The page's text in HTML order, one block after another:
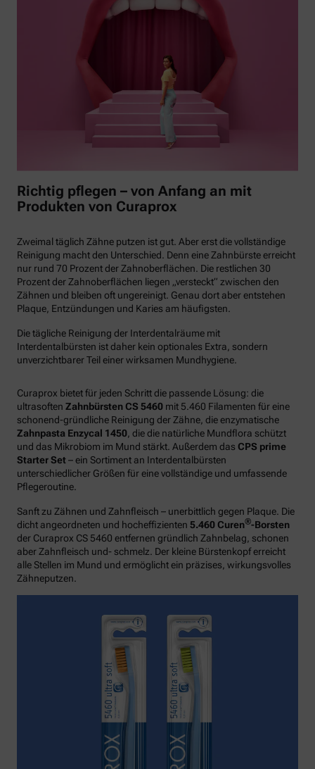
Richtig pflegen – von Anfang an mit
Produkten von Curaprox
Zweimal täglich Zähne putzen ist gut. Aber erst die vollständige
Reinigung macht den Unterschied. Denn eine Zahnbürste erreicht
nur rund 70 Prozent der Zahnoberflächen. Die restlichen 30
Prozent der Zahnoberflächen liegen „versteckt“ zwischen den
Zähnen und bleiben oft ungereinigt. Genau dort aber entstehen
Plaque, Entzündungen und Karies am häufigsten.
Die tägliche Reinigung der Interdentalräume mit
Interdentalbürsten ist daher kein optionales Extra, sondern
unverzichtbarer Teil einer wirksamen Mundhygiene.
Curaprox bietet für jeden Schritt die passende Lösung: die
ultrasoften Zahnbürsten CS 5460 mit 5.460 Filamenten für eine
schonend-gründliche Reinigung der Zähne, die enzymatische
Zahnpasta Enzycal 1450, die die natürliche Mundflora schützt
und das Mikrobiom im Mund stärkt. Außerdem das CPS prime
Starter Set– ein Sortiment an Interdentalbürsten
unterschiedlicher Größen für eine vollständige und umfassende
Pflegeroutine.
Sanft zu Zähnen und Zahnfleisch – unerbittlich gegen Plaque. Die
dicht angeordneten und hocheffizienten 5.460 Curen®-Borsten
der Curaprox CS 5460 entfernen gründlich Zahnbelag, schonen
aber Zahnfleisch und- schmelz. Der kleine Bürstenkopf erreicht
alle Stellen im Mund und ermöglicht ein präzises, wirkungsvolles
Zähneputzen.